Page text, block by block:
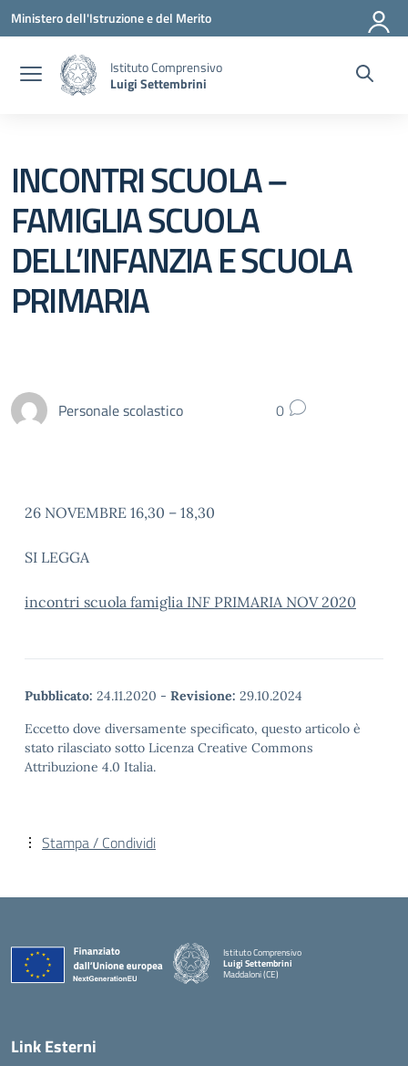
Vai ai contenuti
Vai al menu di navigazione
Vai al footer
Ministero dell'Istruzione e del Merito
Istituto Comprensivo
Luigi Settembrini
INCONTRI SCUOLA –
FAMIGLIA SCUOLA
DELL’INFANZIA E SCUOLA
PRIMARIA
Personale scolastico 0
26 NOVEMBRE 16,30 – 18,30
SI LEGGA
incontri scuola famiglia INF PRIMARIA NOV 2020
Pubblicato: 24.11.2020 - Revisione: 29.10.2024
Eccetto dove diversamente specificato, questo articolo è
stato rilasciato sotto Licenza Creative Commons
Attribuzione 4.0 Italia.
Stampa / Condividi
Istituto Comprensivo
Luigi Settembrini
Maddaloni (CE)
Link Esterni